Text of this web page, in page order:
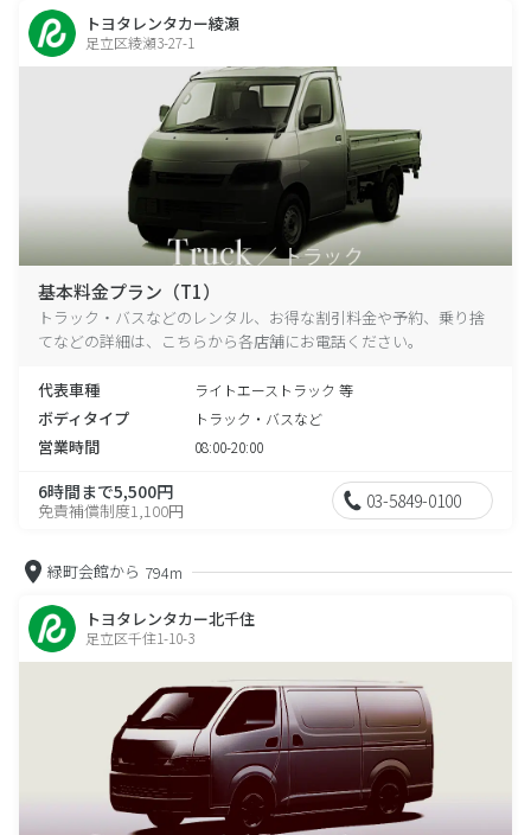
トヨタレンタカー綾瀬
足立区綾瀬3-27-1
基本料金プラン（T1）
トラック・バスなどのレンタル、お得な割引料金や予約、乗り捨
てなどの詳細は、こちらから各店舗にお電話ください。
代表車種 ライトエーストラック 等
ボディタイプ トラック・バスなど
営業時間 08:00-20:00
6時間まで5,500円
免責補償制度1,100円 03-5849-0100
緑町会館から 794m
トヨタレンタカー北千住
足立区千住1-10-3